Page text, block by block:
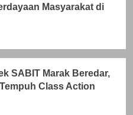
Masyarakat di
SABIT Marak Beredar,
Class Action